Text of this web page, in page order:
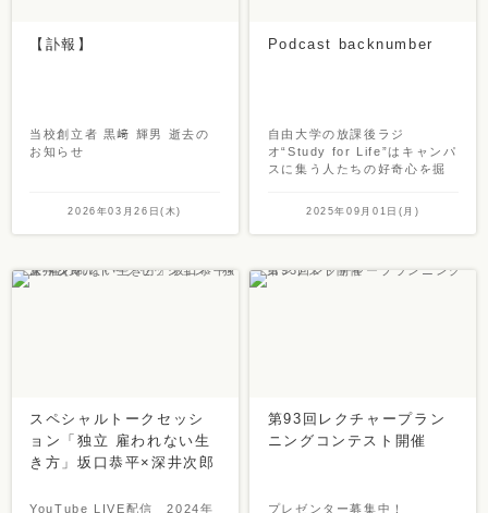
【訃報】
当校創立者 黒﨑 輝男 逝去の
お知らせ
2026年03月26日(木)
Podcast backnumber
自由大学の放課後ラジ
オ“Study for Life”はキャンパ
スに集う人たちの好奇心を掘
2025年09月01日(月)
スペシャルトークセッシ
ョン「独立 雇われない生
き方」坂口恭平×深井次郎
YouTube LIVE配信 2024年
第93回レクチャープラン
ニングコンテスト開催
プレゼンター募集中！